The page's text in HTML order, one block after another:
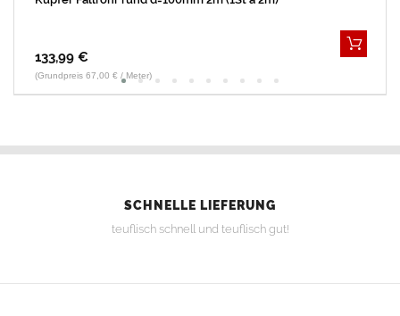
133,99 €
(Grundpreis 67,00 € / Meter)
SCHNELLE LIEFERUNG
teuflisch schnell und teuflisch gut!